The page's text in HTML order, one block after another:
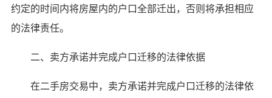
约定的时间内将房屋内的户口全部迁出，否则将承担相应
的法律责任。
二、卖方承诺并完成户口迁移的法律依据
在二手房交易中，卖方承诺并完成户口迁移的法律依